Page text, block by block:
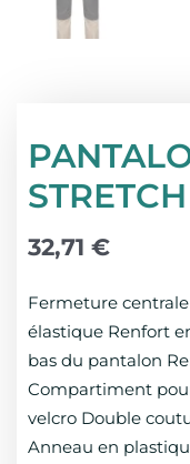
STRETCH
32,71 €
Fermeture
élastique Renfort
bas du pantalon
Compartiment
velcro Double
Anneau en